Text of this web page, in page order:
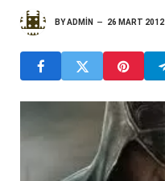
BYADMIN 26 MART 2012